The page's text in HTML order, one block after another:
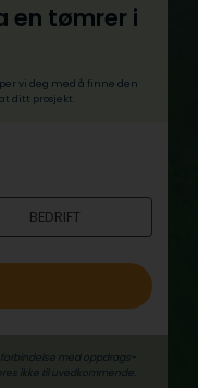
en tømrer i
vi deg med å finne den
ditt prosjekt.
BEDRIFT
med oppdrags­
ikke til uvedkommende.